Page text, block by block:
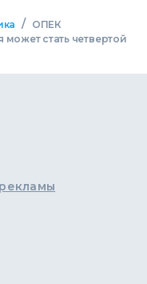
/
ОПЕК
стать четвертой